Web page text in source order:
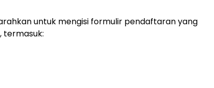
untuk mengisi formulir pendaftaran yang
termasuk: